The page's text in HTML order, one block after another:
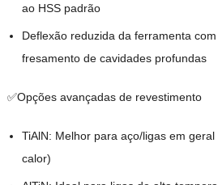
ao HSS padrão
Deflexão reduzida da ferramenta
fresamento de cavidades profundas
✅Opções avançadas de revestimento
TiAlN: Melhor para aço/ligas em
calor)